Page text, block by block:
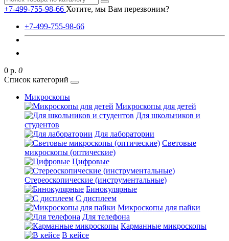
+7-499-755-98-66 Хотите, мы Вам перезвоним?
+7-499-755-98-66
0 р. 0
Список категорий
Микроскопы
Микроскопы для детей
Для школьников и
студентов
Для лаборатории
Световые
микроскопы (оптические)
Цифровые
Стереоскопические (инструментальные)
Бинокулярные
С дисплеем
Микроскопы для пайки
Для телефона
Карманные микроскопы
В кейсе